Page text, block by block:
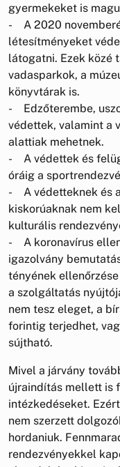
gyermekeket is
- A 2020
létesítményeket
látogatni. Ezek közé
vadasparkok, a
könyvtárak is.
- Edzőterembe,
védettek, valamint a
alattiak mehetnek.
- A védettek és
óráig a
- A védetteknek és
kiskorúaknak nem
kulturális
- A koronavírus
igazolvány
tényének
a szolgáltatás
nem tesz eleget, a
forintig terjedhet,
sújtható.
Mivel a járvány
újraindítás mellett is
intézkedéseket.
nem szerzett
hordaniuk.
rendezvényekkel